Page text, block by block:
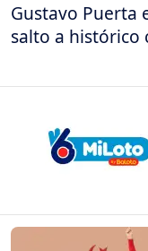
Gustavo Puerta
salto a histórico